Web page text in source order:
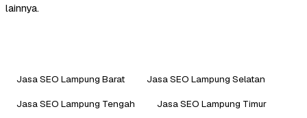
lainnya.
Jasa SEO Lampung Barat
Jasa SEO Lampung Selatan
Jasa SEO Lampung Tengah
Jasa SEO Lampung Timur